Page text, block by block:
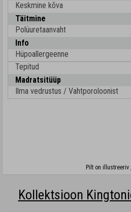
Keskmine kõva
Täitmine
Polüuretaanvaht
Info
Hüpoallergeenne
Tepitud
Madratsitüüp
Ilma vedrustus / Vahtporoloonist
Pilt on
Kollektsioon